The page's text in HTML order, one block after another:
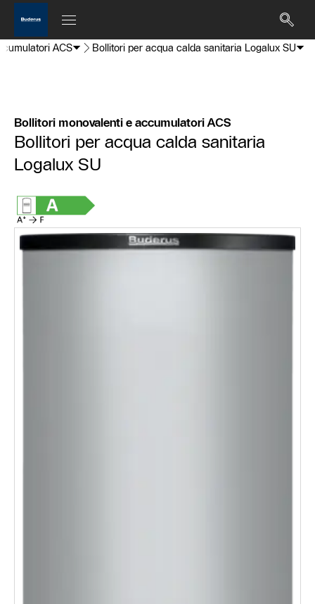
ACS Bollitori per acqua calda sanitaria Logalux SU
Bollitori monovalenti e accumulatori ACS
Bollitori per acqua calda sanitaria
Logalux SU